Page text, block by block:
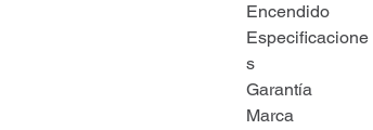
Encendido
Especificacione
s
Garantía
Marca